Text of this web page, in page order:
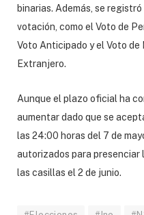
binarias. Además, se
votación, como el Voto de
Voto Anticipado y el Voto
Extranjero.
Aunque el plazo oficial ha
aumentar dado que se
las 24:00 horas del 7 de
autorizados para
las casillas el 2 de junio.